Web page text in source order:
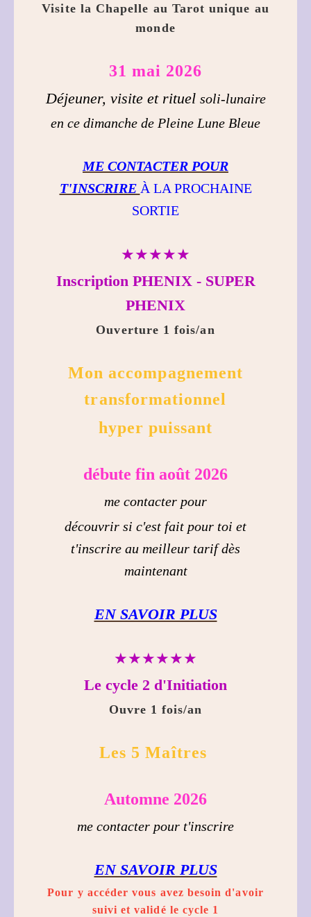
Visite la Chapelle au Tarot unique au
monde
31 mai 2026
Déjeuner, visite et rituel soli-lunaire
en ce dimanche de Pleine Lune Bleue
ME CONTACTER POUR
T'INSCRIRE À LA PROCHAINE
SORTIE
★★★★★
Inscription PHENIX - SUPER
PHENIX
Ouverture 1 fois/an
Mon accompagnement
transformationnel
hyper puissant
débute fin août 2026
me contacter pour
découvrir si c'est fait pour toi et
t'inscrire au meilleur tarif dès
maintenant
EN SAVOIR PLUS
★★★★★★
Le cycle 2 d'Initiation
Ouvre 1 fois/an
Les 5 Maîtres
Automne 2026
me contacter pour t'inscrire
EN SAVOIR PLUS
Pour y accéder vous avez besoin d'avoir
suivi et validé le cycle 1